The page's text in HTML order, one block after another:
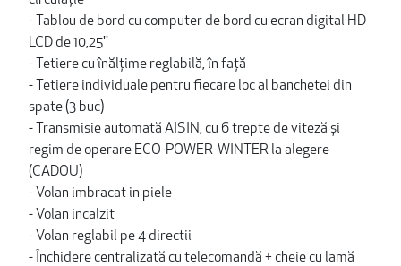
- Tablou de bord cu computer de bord cu ecran digital HD
LCD de 10,25''
- Tetiere cu înălțime reglabilă, în față
- Tetiere individuale pentru fiecare loc al banchetei din
spate (3 buc)
- Transmisie automată AISIN, cu 6 trepte de viteză și
regim de operare ECO-POWER-WINTER la alegere
(CADOU)
- Volan imbracat in piele
- Volan incalzit
- Volan reglabil pe 4 directii
- Închidere centralizată cu telecomandă + cheie cu lamă